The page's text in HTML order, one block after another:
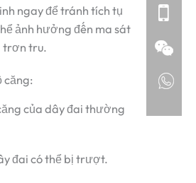
ngay để tránh tích tụ
ảnh hưởng đến ma sát
trơn tru.
căng:
của dây đai thường
đai có thể bị trượt.